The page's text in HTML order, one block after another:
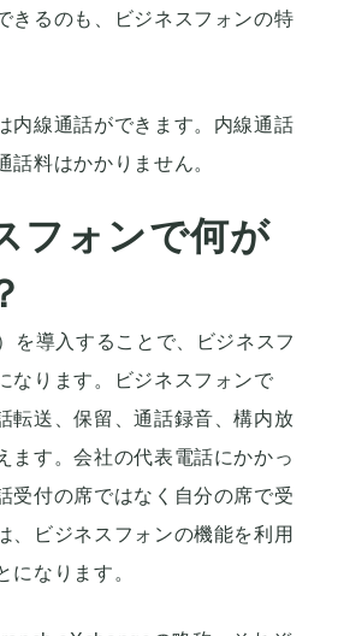
きるのも、ビジネスフォンの特
内線通話ができます。内線通話
話料はかかりません。
フォンで何が
を導入することで、ビジネスフ
なります。ビジネスフォンで
転送、保留、通話録音、構内放
ます。会社の代表電話にかかっ
受付の席ではなく自分の席で受
、ビジネスフォンの機能を利用
になります。